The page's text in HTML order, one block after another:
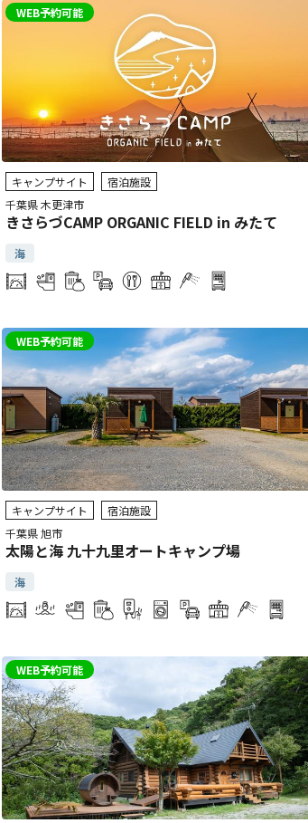
WEB予約可能
キャンプサイト
宿泊施設
千葉県 木更津市
きさらづCAMP ORGANIC FIELD in みたて
海
WEB予約可能
キャンプサイト
宿泊施設
千葉県 旭市
太陽と海 九十九里オートキャンプ場
海
WEB予約可能